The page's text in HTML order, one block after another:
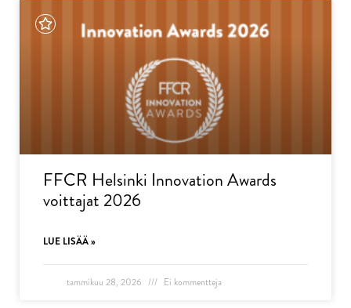
FFCR Helsinki Innovation Awards
voittajat 2026
LUE LISÄÄ »
tammikuu 28, 2026 Ei kommentteja